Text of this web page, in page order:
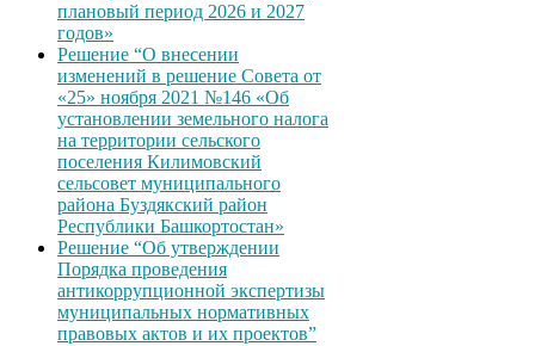
плановый период 2026 и 2027
годов»
Решение “О внесении
изменений в решение Совета от
«25» ноября 2021 №146 «Об
установлении земельного налога
на территории сельского
поселения Килимовский
сельсовет муниципального
района Буздякский район
Республики Башкортостан»
Решение “Об утверждении
Порядка проведения
антикоррупционной экспертизы
муниципальных нормативных
правовых актов и их проектов”